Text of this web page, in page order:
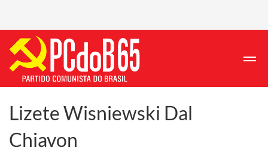
Lizete Wisniewski Dal
Chiavon